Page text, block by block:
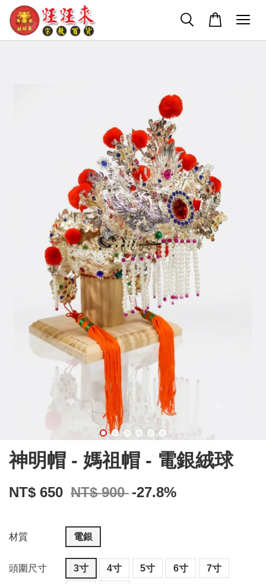
神明帽 - 媽祖帽 - 電銀絨球
NT$ 650 NT$ 900 -27.8%
材質 電銀
頭圍尺寸 3寸 4寸 5寸 6寸 7寸